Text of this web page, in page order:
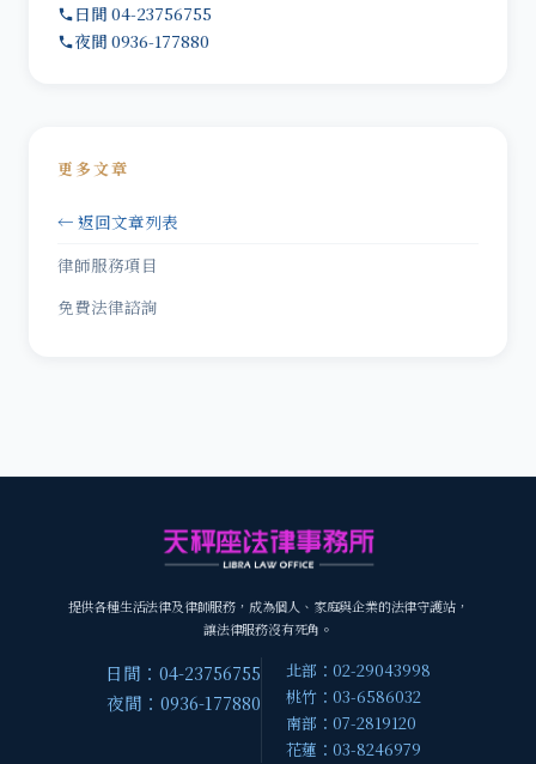
日間 04-23756755
夜間 0936-177880
更多文章
← 返回文章列表
律師服務項目
免費法律諮詢
提供各種生活法律及律師服務，成為個人、家庭與企業的法律守護站，
讓法律服務沒有死角。
日間：04-23756755
夜間：0936-177880
北部：02-29043998
桃竹：03-6586032
南部：07-2819120
花蓮：03-8246979